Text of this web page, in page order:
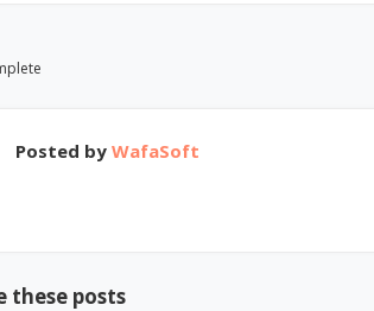
Posted by WafaSoft
these posts